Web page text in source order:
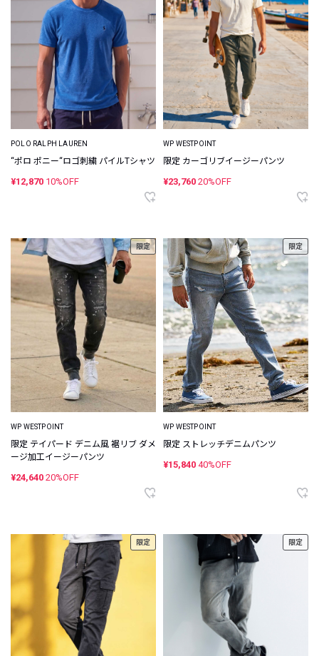
POLO RALPH LAUREN
“ポロ ポニー“ロゴ刺繍 パイルTシャツ
¥12,870 10%OFF
WP WESTPOINT
限定 カーゴリブイージーパンツ
¥23,760 20%OFF
限定
WP WESTPOINT
限定 テイパード デニム風 裾リブ ダメ
ージ加工イージーパンツ
¥24,640 20%OFF
限定
WP WESTPOINT
限定 ストレッチデニムパンツ
¥15,840 40%OFF
限定 限定